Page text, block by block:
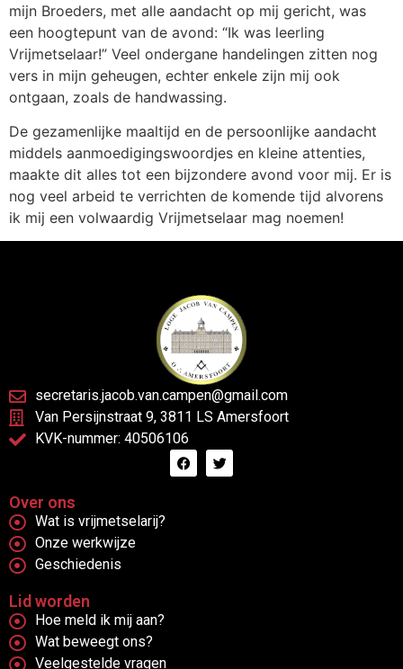
mijn Broeders, met alle aandacht op mij gericht, was
een hoogtepunt van de avond: “Ik was leerling
Vrijmetselaar!” Veel ondergane handelingen zitten nog
vers in mijn geheugen, echter enkele zijn mij ook
ontgaan, zoals de handwassing.
De gezamenlijke maaltijd en de persoonlijke aandacht
middels aanmoedigingswoordjes en kleine attenties,
maakte dit alles tot een bijzondere avond voor mij. Er is
nog veel arbeid te verrichten de komende tijd alvorens
ik mij een volwaardig Vrijmetselaar mag noemen!
secretaris.jacob.van.campen@gmail.com
Van Persijnstraat 9, 3811 LS Amersfoort
KVK-nummer: 40506106
Over ons
Wat is vrijmetselarij?
Onze werkwijze
Geschiedenis
Lid worden
Hoe meld ik mij aan?
Wat beweegt ons?
Veelgestelde vragen